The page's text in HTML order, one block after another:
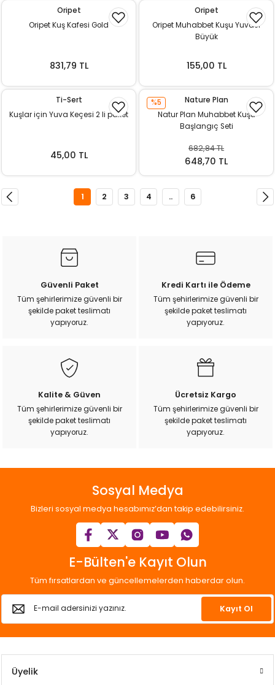
Oripet
Oripet Kuş Kafesi Gold
831,79 TL
Oripet
Oripet Muhabbet Kuşu Yuvası
Büyük
155,00 TL
Ti-Sert
Kuşlar için Yuva Keçesi 2 li paket
45,00 TL
%5
Nature Plan
Natur Plan Muhabbet Kuşu
Başlangıç Seti
682,84 TL
648,70 TL
1 2 3 4 .. 6
Güvenli Paket
Tüm şehirlerimize güvenli bir
şekilde paket teslimatı
yapıyoruz.
Kredi Kartı ile Ödeme
Tüm şehirlerimize güvenli bir
şekilde paket teslimatı
yapıyoruz.
Kalite & Güven
Tüm şehirlerimize güvenli bir
şekilde paket teslimatı
yapıyoruz.
Ücretsiz Kargo
Tüm şehirlerimize güvenli bir
şekilde paket teslimatı
yapıyoruz.
Sosyal Medya
Bizleri sosyal medya hesabımız’dan takip edebilirsiniz.
E-Bülten'e Kayıt Olun
Tüm fırsatlardan ve güncellemelerden haberdar olun.
Kayıt Ol
Üyelik